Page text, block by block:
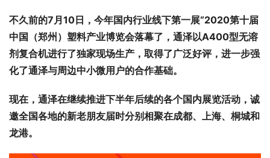
不久前的7月10日，今年国内行业线下第一展“2020第十届
中国（郑州）塑料产业博览会落幕了，通泽以A400型无溶
剂复合机进行了独家现场生产 ，取得了广泛好评，进一步强
化了通泽与周边中小微用户的合作基础。
现在，通泽在继续推进下半年后续的各个国内展览活动，诚
邀全国各地的新老朋友届时分别相聚在成都、上海、桐城和
龙港。